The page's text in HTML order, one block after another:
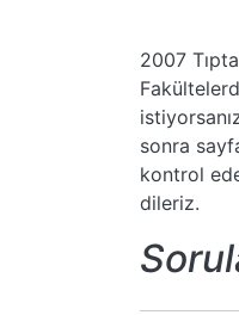
2007
sonra
kontrol
dileriz.